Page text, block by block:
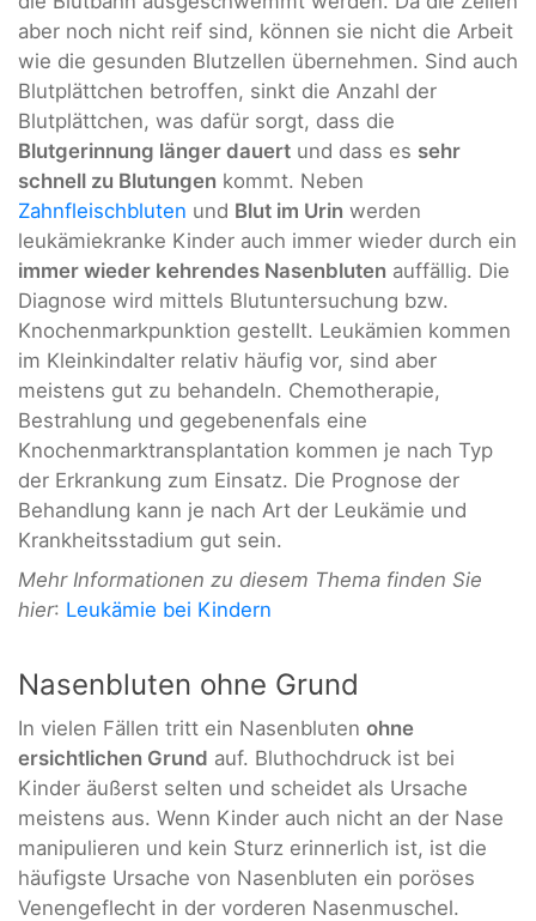
aber noch nicht reif sind, können sie nicht die Arbeit
wie die gesunden Blutzellen übernehmen. Sind auch
Blutplättchen betroffen, sinkt die Anzahl der
Blutplättchen, was dafür sorgt, dass die
Blutgerinnung länger dauert und dass es sehr
schnell zu Blutungen kommt. Neben
Zahnfleischbluten und Blut im Urin werden
leukämiekranke Kinder auch immer wieder durch ein
immer wieder kehrendes Nasenbluten auffällig. Die
Diagnose wird mittels Blutuntersuchung bzw.
Knochenmarkpunktion gestellt. Leukämien kommen
im Kleinkindalter relativ häufig vor, sind aber
meistens gut zu behandeln. Chemotherapie,
Bestrahlung und gegebenenfals eine
Knochenmarktransplantation kommen je nach Typ
der Erkrankung zum Einsatz. Die Prognose der
Behandlung kann je nach Art der Leukämie und
Krankheitsstadium gut sein.
Mehr Informationen zu diesem Thema finden Sie
hier: Leukämie bei Kindern
Nasenbluten ohne Grund
In vielen Fällen tritt ein Nasenbluten ohne
ersichtlichen Grund auf. Bluthochdruck ist bei
Kinder äußerst selten und scheidet als Ursache
meistens aus. Wenn Kinder auch nicht an der Nase
manipulieren und kein Sturz erinnerlich ist, ist die
häufigste Ursache von Nasenbluten ein poröses
Venengeflecht in der vorderen Nasenmuschel.